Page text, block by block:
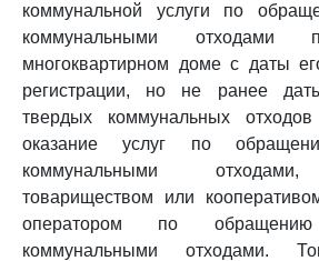
коммунальной услуги по
коммунальными отходами
многоквартирном доме с даты
регистрации, но не ранее
твердых коммунальных
оказание услуг по
коммунальными отходами,
товариществом или
оператором по
коммунальными отходами.